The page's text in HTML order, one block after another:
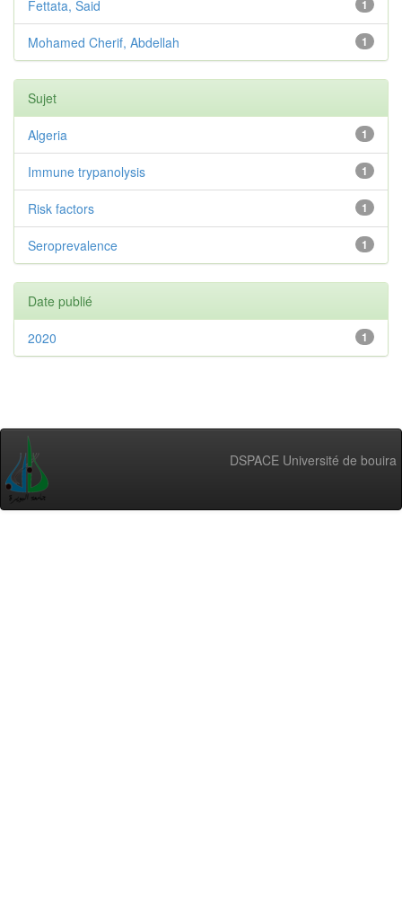
1
Fettata, Said
1
Mohamed Cherif, Abdellah
Sujet
1
Algeria
1
Immune trypanolysis
1
Risk factors
1
Seroprevalence
Date publié
1
2020
DSPACE Université de bouira